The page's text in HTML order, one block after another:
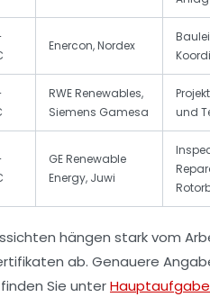
Enercon, Nordex
RWE Renewables,
Siemens Gamesa
und
GE Renewable
Energy, Juwi
hängen stark vom
ab. Genauere
Sie unter